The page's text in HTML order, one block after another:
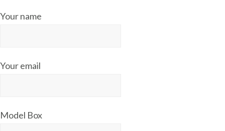
Your name
Your email
Model Box